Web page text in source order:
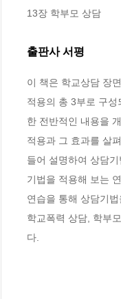
13장 학부모 상담
출판사 서평
이 책은 학교상담 장
적용의 총 3부로 구
한 전반적인 내용을
적용과 그 효과를 살
들어 설명하여 상담
기법을 적용해 보는
연습을 통해 상담기
학교폭력 상담, 학부
다.